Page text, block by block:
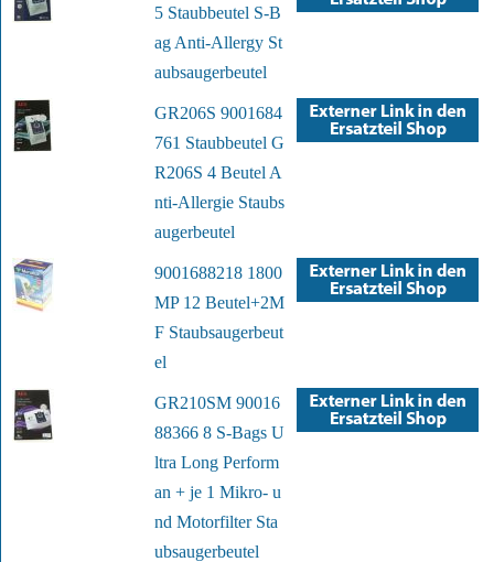
5 Staubbeutel S-B
ag Anti-Allergy St
aubsaugerbeutel
GR206S 9001684
761 Staubbeutel G
R206S 4 Beutel A
nti-Allergie Staubs
augerbeutel
9001688218 1800
MP 12 Beutel+2M
F Staubsaugerbeut
el
GR210SM 90016
88366 8 S-Bags U
ltra Long Perform
an + je 1 Mikro- u
nd Motorfilter Sta
ubsaugerbeutel